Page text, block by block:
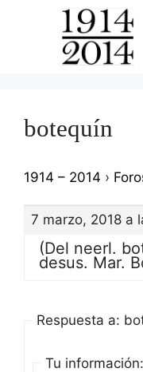
botequín
1914 – 2014 ›
7 marzo, 2018 a
(Del neerl.
desus. Mar.
Respuesta a:
Tu información: